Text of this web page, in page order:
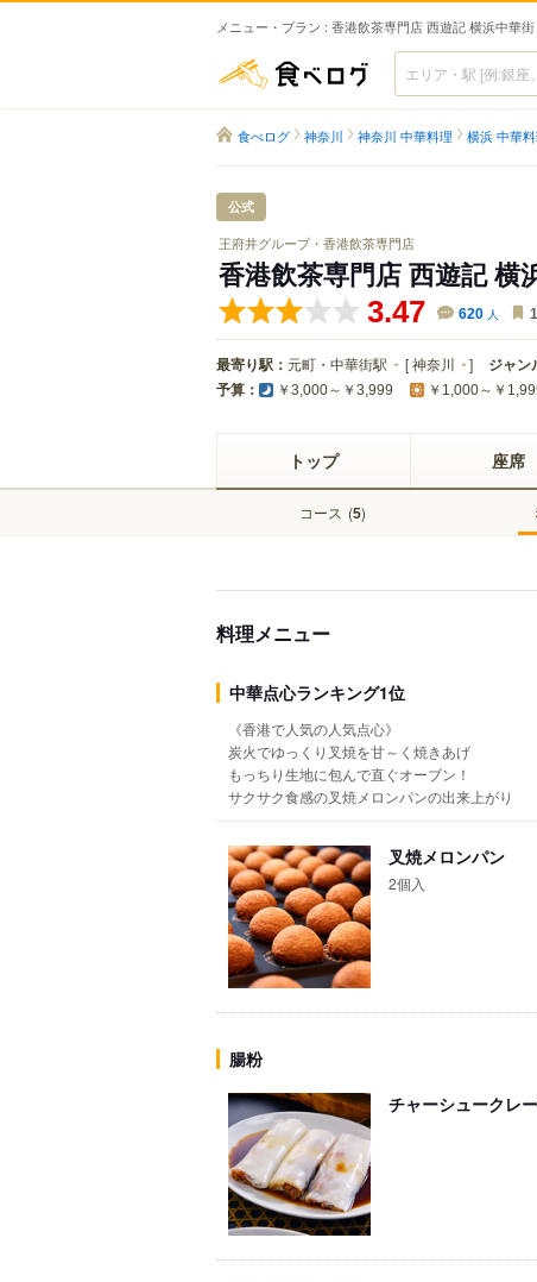
メニュー・プラン : 香港飲茶専門店 西遊記 横浜中華街
食べログ
食べログ 神奈川 神奈川 中華料理 横浜 中華
公式
王府井グループ・香港飲茶専門店
香港飲茶専門店 西遊記 横
3.47 620 人
最寄り駅： 元町・中華街駅 [神奈川 ] ジャン
予算： ￥3,000～￥3,999 ￥1,000～￥
トップ 座席
コース (5)
料理メニュー
中華点心ランキング1位
《香港で人気の人気点心》
炭火でゆっくり叉焼を甘～く焼きあげ
もっちり生地に包んで直ぐオーブン！
サクサク食感の叉焼メロンパンの出来上がり
叉焼メロンパン
2個入
腸粉
チャーシュークレ